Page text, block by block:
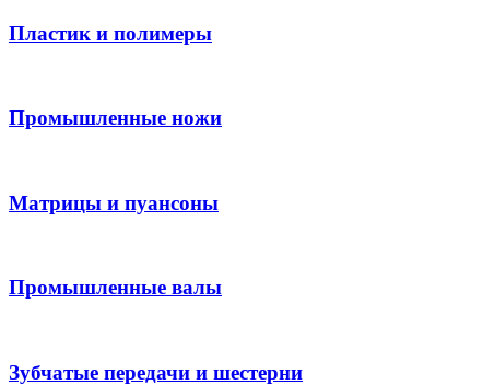
Пластик и полимеры
Промышленные ножи
Матрицы и пуансоны
Промышленные валы
Зубчатые передачи и шестерни